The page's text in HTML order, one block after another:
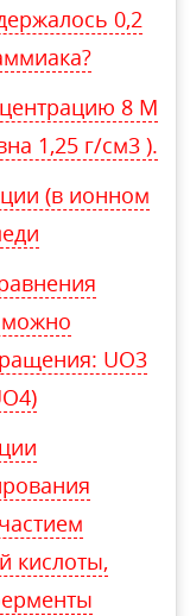
0,2
8 М
1,25 г/см3 ).
(в ионном
UO3
кислоты,